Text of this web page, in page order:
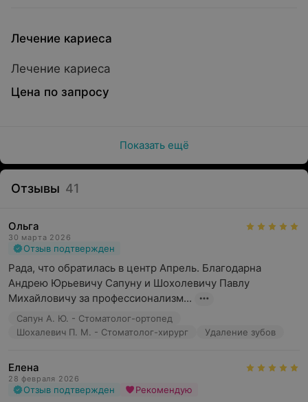
Лечение кариеса
Лечение кариеса
Цена по запросу
Показать ещё
Отзывы 41
Ольга
30 марта 2026
Отзыв подтвержден
Рада, что обратилась в центр Апрель. Благодарна
Андрею Юрьевичу Сапуну и Шохолевичу Павлу
Михайловичу за профессионализм...
Сапун А. Ю. - Стоматолог-ортопед
Шохалевич П. М. - Стоматолог-хирург
Удаление зубов
Елена
28 февраля 2026
Отзыв подтвержден Рекомендую